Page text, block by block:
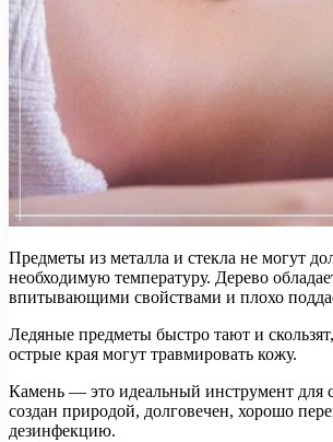
Предметы из металла и стекла не могут
необходимую температуру. Дерево
впитывающими свойствами и плохо
Ледяные предметы быстро тают и
острые края могут травмировать кожу.
Камень — это идеальный инструмент для
создан природой, долговечен, хорошо
дезинфекцию.